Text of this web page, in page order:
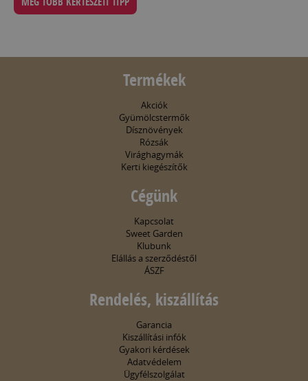
Termékek
Akciók
Gyümölcstermők
Dísznövények
Rózsák
Virághagymák
Kerti kiegészítők
Cégünk
Kapcsolat
Sweet Garden
Klubunk
Elállás a szerződéstől
ÁSZF
Rendelés, kiszállítás
Garancia
Kiszállítási infók
Gyakori kérdések
Adatvédelem
Ügyfélszolgálat